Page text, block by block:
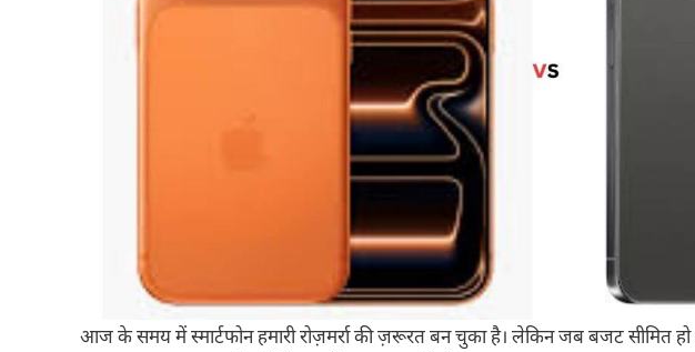
आज के समय में स्मार्टफोन हमारी रोज़मर्रा की ज़रूरत बन चुका है। लेकिन जब बजट सीमित